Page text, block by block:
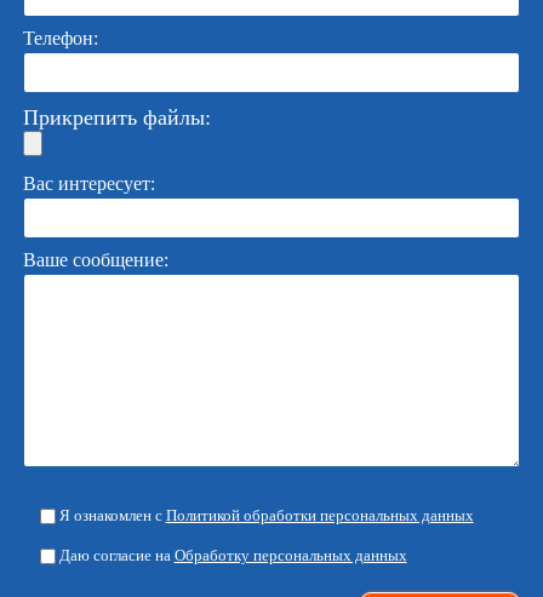
Телефон:
Прикрепить файлы:
Вас интересует:
Ваше сообщение:
Я ознакомлен с Политикой обработки персональных данных
Даю согласие на Обработку персональных данных